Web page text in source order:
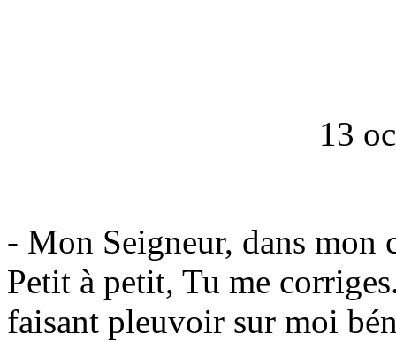
13
- Mon Seigneur, dans mon
Petit à petit, Tu me
faisant pleuvoir sur moi